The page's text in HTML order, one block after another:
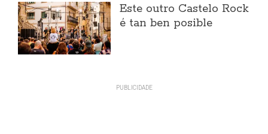
Este outro Castelo Rock
é tan ben posible